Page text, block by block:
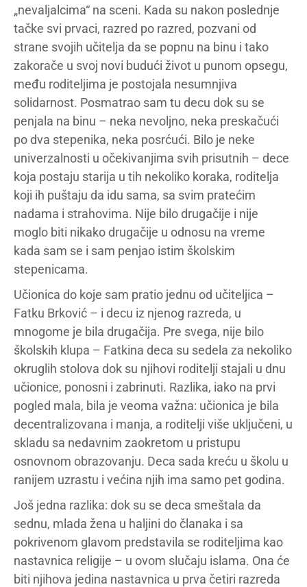
„nevaljalcima“ na sceni. Kada su nakon poslednje
tačke svi prvaci, razred po razred, pozvani od
strane svojih učitelja da se popnu na binu i tako
zakorače u svoj novi budući život u punom opsegu,
među roditeljima je postojala nesumnjiva
solidarnost. Posmatrao sam tu decu dok su se
penjala na binu – neka nevoljno, neka preskačući
po dva stepenika, neka posrćući. Bilo je neke
univerzalnosti u očekivanjima svih prisutnih – dece
koja postaju starija u tih nekoliko koraka, roditelja
koji ih puštaju da idu sama, sa svim pratećim
nadama i strahovima. Nije bilo drugačije i nije
moglo biti nikako drugačije u odnosu na vreme
kada sam se i sam penjao istim školskim
stepenicama.
Učionica do koje sam pratio jednu od učiteljica –
Fatku Brković – i decu iz njenog razreda, u
mnogome je bila drugačija. Pre svega, nije bilo
školskih klupa – Fatkina deca su sedela za nekoliko
okruglih stolova dok su njihovi roditelji stajali u dnu
učionice, ponosni i zabrinuti. Razlika, iako na prvi
pogled mala, bila je veoma važna: učionica je bila
decentralizovana i manja, a roditelji više uključeni, u
skladu sa nedavnim zaokretom u pristupu
osnovnom obrazovanju. Deca sada kreću u školu u
ranijem uzrastu i većina njih ima samo pet godina.
Još jedna razlika: dok su se deca smeštala da
sednu, mlada žena u haljini do članaka i sa
pokrivenom glavom predstavila se roditeljima kao
nastavnica religije – u ovom slučaju islama. Ona će
biti njihova jedina nastavnica u prva četiri razreda